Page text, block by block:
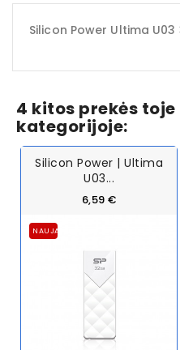
Silicon Power Ultima U03
4 kitos prekės
kategorijoje:
Silicon Power | Ultima
U03...
6,59 €
NAUJA